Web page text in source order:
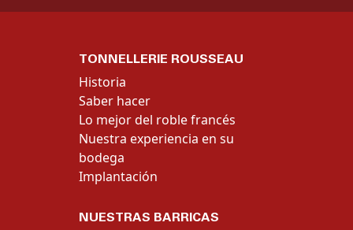
TONNELLERIE ROUSSEAU
Historia
Saber hacer
Lo mejor del roble francés
Nuestra experiencia en su
bodega
Implantación
NUESTRAS BARRICAS